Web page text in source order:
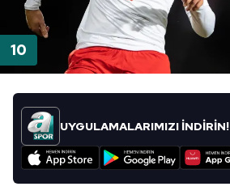
UYGULAMALARIMIZI İNDİRİN!